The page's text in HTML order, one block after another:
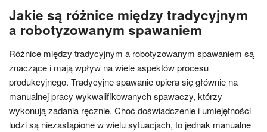
Jakie są różnice między tradycyjnym
a robotyzowanym spawaniem
Różnice między tradycyjnym a robotyzowanym spawaniem są
znaczące i mają wpływ na wiele aspektów procesu
produkcyjnego. Tradycyjne spawanie opiera się głównie na
manualnej pracy wykwalifikowanych spawaczy, którzy
wykonują zadania ręcznie. Choć doświadczenie i umiejętności
ludzi są niezastąpione w wielu sytuacjach, to jednak manualne